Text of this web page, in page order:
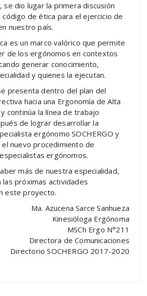
se dio lugar la primera discusión
de ética para el ejercicio de
nuestro país.
es un marco valórico que permite
de los ergónomos en contextos
generar conocimiento,
y quienes la ejecutan.
presenta dentro del plan del
hacia una Ergonomía de Alta
y continúa la línea de trabajo
de lograr desarrollar la
ergónomo SOCHERGO y
el nuevo procedimiento de
ergónomos.
más de nuestra especialidad,
próximas actividades
este proyecto.
Ma. Azucena Sarce Sanhueza
Kinesióloga Ergónoma
MSCh Ergo N°211
Directora de Comunicaciones
Directorio SOCHERGO 2017-2020